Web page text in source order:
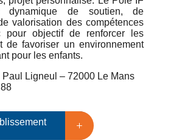
de soutien, de
valorisation des compétences
pour objectif de renforcer les
de favoriser un environnement
pour les enfants.
Paul Ligneul – 72000 Le Mans